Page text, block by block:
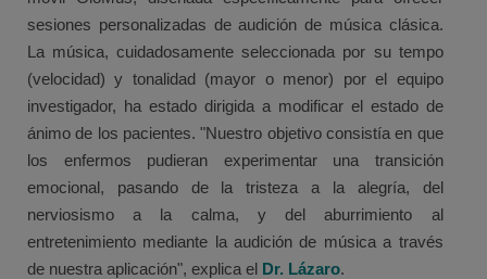
sesiones personalizadas de audición de música clásica.
La música, cuidadosamente seleccionada por su tempo
(velocidad) y tonalidad (mayor o menor) por el equipo
investigador, ha estado dirigida a modificar el estado de
ánimo de los pacientes. "Nuestro objetivo consistía en que
los enfermos pudieran experimentar una transición
emocional, pasando de la tristeza a la alegría, del
nerviosismo a la calma, y del aburrimiento al
entretenimiento mediante la audición de música a través
de nuestra aplicación", explica el Dr. Lázaro.